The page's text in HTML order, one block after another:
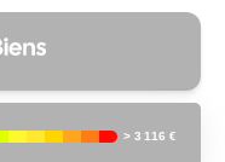
> 3 116 €